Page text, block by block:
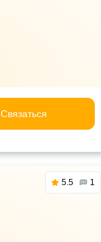
Связаться
5.5 1